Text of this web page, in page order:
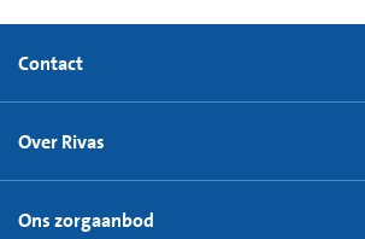
Contact
Over Rivas
Ons zorgaanbod